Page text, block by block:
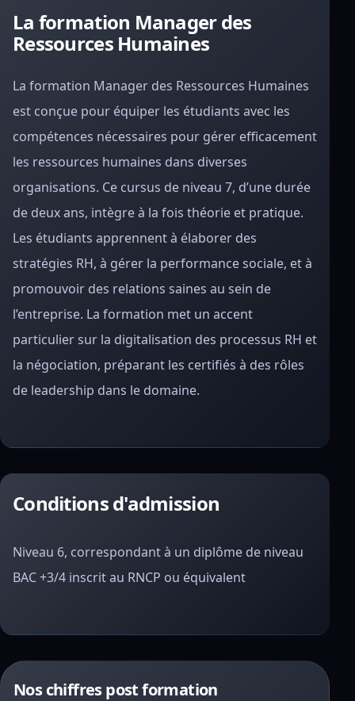
La formation Manager des
Ressources Humaines
La formation Manager des Ressources Humaines
est conçue pour équiper les étudiants avec les
compétences nécessaires pour gérer efficacement
les ressources humaines dans diverses
organisations. Ce cursus de niveau 7, d’une durée
de deux ans, intègre à la fois théorie et pratique.
Les étudiants apprennent à élaborer des
stratégies RH, à gérer la performance sociale, et à
promouvoir des relations saines au sein de
l’entreprise. La formation met un accent
particulier sur la digitalisation des processus RH et
la négociation, préparant les certifiés à des rôles
de leadership dans le domaine.
Conditions d'admission
Niveau 6, correspondant à un diplôme de niveau
BAC +3/4 inscrit au RNCP ou équivalent
Nos chiffres post formation